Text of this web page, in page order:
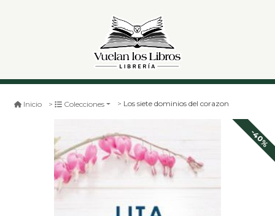
Inicio Colecciones Los siete dominios del corazon
-40%